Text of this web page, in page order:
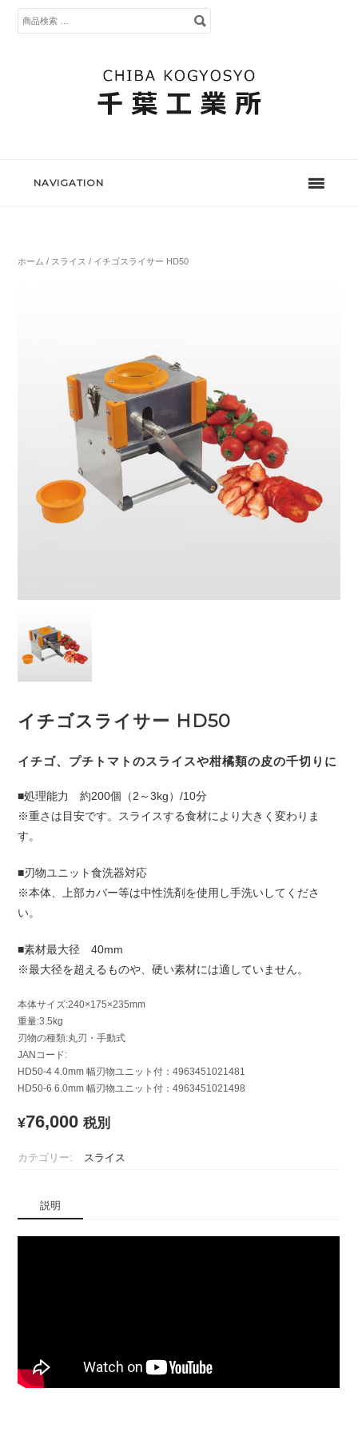
検
索
NAVIGATION
ホーム / スライス / イチゴスライサー HD50
イチゴスライサー HD50
イチゴ、プチトマトのスライスや柑橘類の皮の千切りに
■処理能力 約200個（2～3kg）/10分
※重さは目安です。スライスする食材により大きく変わりま
す。
■刃物ユニット食洗器対応
※本体、上部カバー等は中性洗剤を使用し手洗いしてくださ
い。
■素材最大径 40mm
※最大径を超えるものや、硬い素材には適していません。
本体サイズ:240×175×235mm
重量:3.5kg
刃物の種類:丸刃・手動式
JANコード:
HD50-4 4.0mm 幅刃物ユニット付：4963451021481
HD50-6 6.0mm 幅刃物ユニット付：4963451021498
¥76,000 税別
カテゴリー: スライス
説明